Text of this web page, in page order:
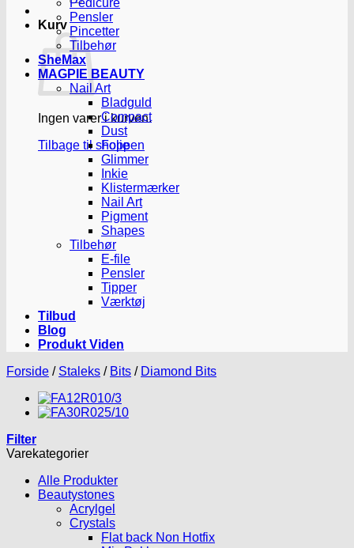
Kurv
Ingen varer i kurven.
Tilbage til shoppen
Pedicure
Pensler
Pincetter
Tilbehør
SheMax
MAGPIE BEAUTY
Nail Art
Bladguld
Compact
Dust
Folie
Glimmer
Inkie
Klistermærker
Nail Art
Pigment
Shapes
Tilbehør
E-file
Pensler
Tipper
Værktøj
Tilbud
Blog
Produkt Viden
Forside / Staleks / Bits / Diamond Bits
Filter
Varekategorier
Alle Produkter
Beautystones
Acrylgel
Crystals
Flat back Non Hotfix